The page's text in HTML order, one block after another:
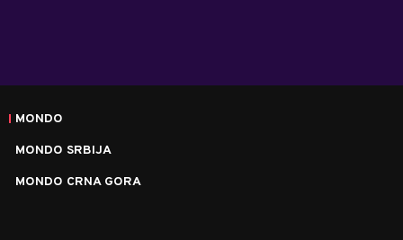
MONDO
MONDO SRBIJA
MONDO CRNA GORA